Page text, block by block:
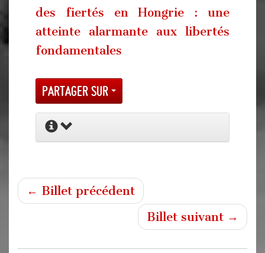
des fiertés en Hongrie : une
atteinte alarmante aux libertés
fondamentales
Partager sur
← Billet précédent
Billet suivant →